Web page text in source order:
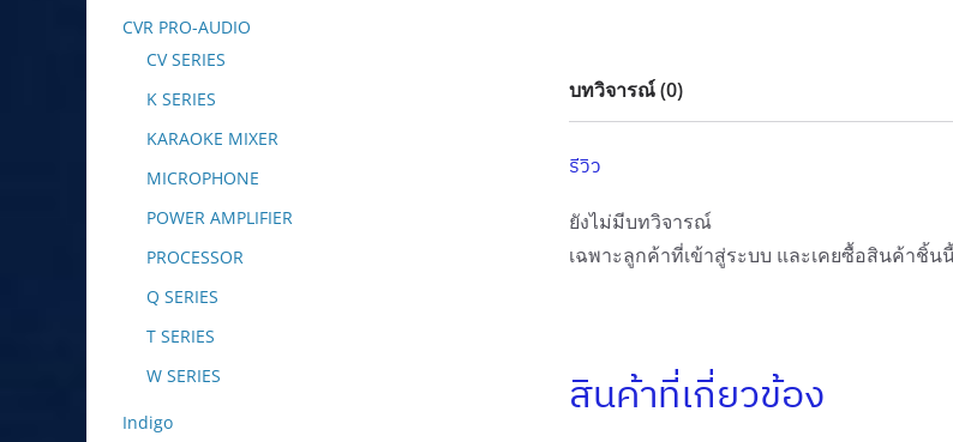
บทวิจารณ์ (0)
รีวิว
ยังไม่มีบทวิจารณ์
เฉพาะลูกค้าที่เข้าสู่ระบบ และเคยซื้อสินค้าชิ้
สินค้าที่เกี่ยวข้อง
CVR PRO-AUDIO
CV SERIES
K SERIES
KARAOKE MIXER
MICROPHONE
POWER AMPLIFIER
PROCESSOR
Q SERIES
T SERIES
W SERIES
Indigo